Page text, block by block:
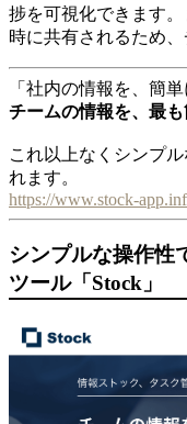
捗を可視化できます
時に共有されるため
「社内の情報を、簡
チームの情報を、最も
これ以上なくシンプ
れます。
https://www.stock-
シンプルな操作性
ツール「Stock」